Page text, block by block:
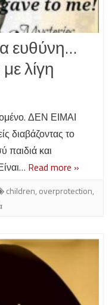
ευθύνη…
λίγη
ΔΕΝ ΕΙΜΑΙ
διαβάζοντας το
παιδιά και
Read more »
children, overprotection,